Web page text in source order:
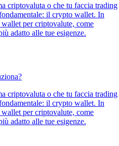
criptovaluta o che tu faccia trading
il crypto wallet. In
wallet per criptovalute, come
adatto alle tue esigenze.
criptovaluta o che tu faccia trading
il crypto wallet. In
wallet per criptovalute, come
adatto alle tue esigenze.